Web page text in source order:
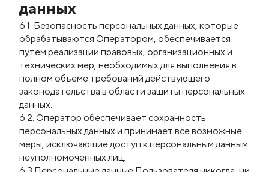
данных
6.1. Безопасность персональных данных, которые
обрабатываются Оператором, обеспечивается
путем реализации правовых, организационных и
технических мер, необходимых для выполнения в
полном объеме требований действующего
законодательства в области защиты персональных
данных.
6.2. Оператор обеспечивает сохранность
персональных данных и принимает все возможные
меры, исключающие доступ к персональным данным
неуполномоченных лиц.